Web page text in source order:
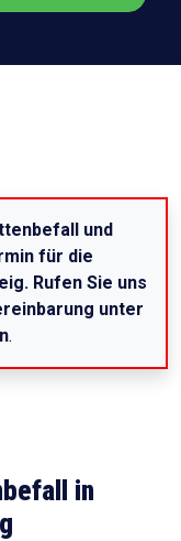
und
für die
Rufen Sie uns
unter
.
in